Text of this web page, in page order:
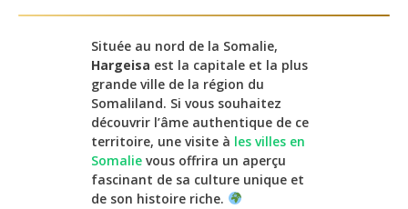
Située au nord de la Somalie,
Hargeisa est la capitale et la plus
grande ville de la région du
Somaliland. Si vous souhaitez
découvrir l’âme authentique de ce
territoire, une visite à les villes en
Somalie vous offrira un aperçu
fascinant de sa culture unique et
de son histoire riche.